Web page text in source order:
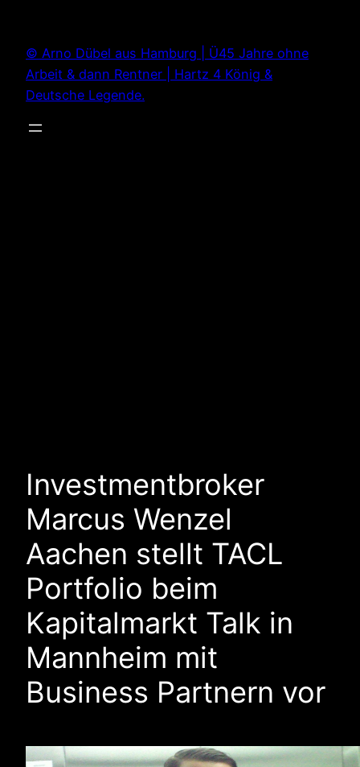
springen
© Arno Dübel aus Hamburg | Ü45 Jahre ohne
Arbeit & dann Rentner | Hartz 4 König &
Deutsche Legende.
Investmentbroker
Marcus Wenzel
Aachen stellt TACL
Portfolio beim
Kapitalmarkt Talk in
Mannheim mit
Business Partnern vor